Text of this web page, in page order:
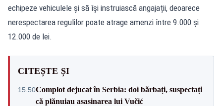
echipeze vehiculele și să își instruiască angajații, deoarece
nerespectarea regulilor poate atrage amenzi între 9.000 și
12.000 de lei.
CITEȘTE ȘI
15:50Complot dejucat în Serbia: doi bărbați, suspectați
că plănuiau asasinarea lui Vučić